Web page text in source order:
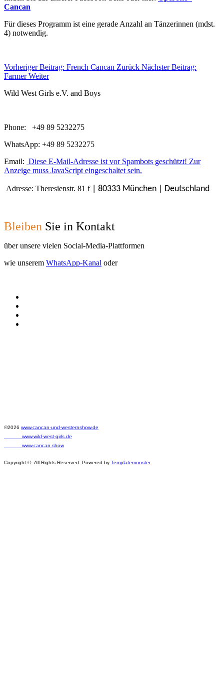
Cancan
Für dieses Programm ist eine gerade Anzahl an Tänzerinnen (mdst.
4) notwendig.
Vorheriger Beitrag: French Cancan Zurück Nächster Beitrag:
FarmerWeiter
Wild West Girls e.V. and Boys
Phone: +49 89 5232275
WhatsApp: +49 89 5232275
Email: Diese E-Mail-Adresse ist vor Spambots geschützt! Zur
Anzeige muss JavaScript eingeschaltet sein.
Adresse: Theresienstr. 81 f | 80333 München | Deutschland
Bleiben Sie in Kontakt
über unsere vielen Social-Media-Plattformen
wie unserem WhatsApp-Kanal oder
©2026 www.cancan-und-westernshow.de
www.wild-west-girls.de
www.cancan.show
Copyright © All Rights Reserved. Powered by Templatemonster